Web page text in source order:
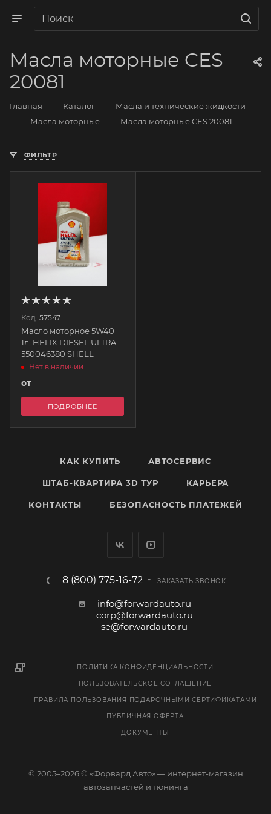
Масла моторные CES
20081
Главная — Каталог — Масла и технические жидкости
— Масла моторные — Масла моторные CES 20081
ФИЛЬТР
Код: 57547
Масло моторное 5W40
1л, HELIX DIESEL ULTRA
550046380 SHELL
Нет в наличии
от
ПОДРОБНЕЕ
КАК КУПИТЬ АВТОСЕРВИС
ШТАБ-КВАРТИРА 3D ТУР КАРЬЕРА
КОНТАКТЫ БЕЗОПАСНОСТЬ ПЛАТЕЖЕЙ
8 (800) 775-16-72 ЗАКАЗАТЬ ЗВОНОК
info@forwardauto.ru
corp@forwardauto.ru
se@forwardauto.ru
ПОЛИТИКА КОНФИДЕНЦИАЛЬНОСТИ
ПОЛЬЗОВАТЕЛЬСКОЕ СОГЛАШЕНИЕ
ПРАВИЛА ПОЛЬЗОВАНИЯ ПОДАРОЧНЫМИ СЕРТИФИКАТАМИ
ПУБЛИЧНАЯ ОФЕРТА
ДОКУМЕНТЫ
© 2005–2026 © «Форвард Авто» — интернет-магазин
автозапчастей и тюнинга